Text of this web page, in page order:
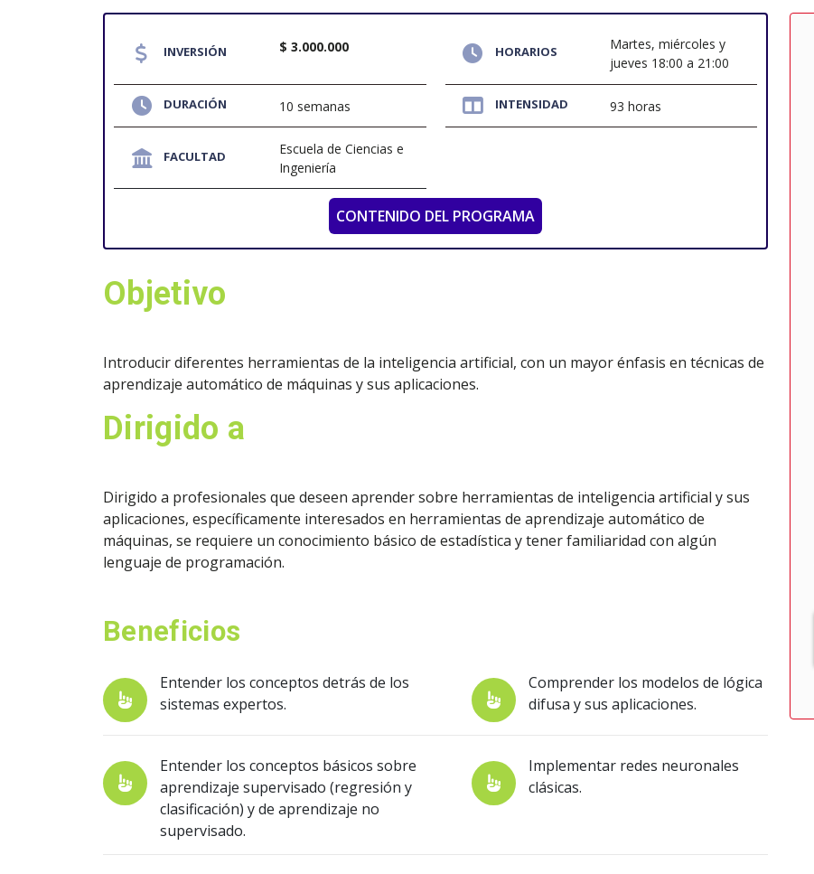
INVERSIÓN $ 3.000.000 HORARIOS
Martes, miércoles y
jueves 18:00 a 21:00
DURACIÓN 10 semanas INTENSIDAD 93 horas
FACULTAD
Escuela de Ciencias e
Ingeniería
CONTENIDO DEL PROGRAMA
Objetivo
Introducir diferentes herramientas de la inteligencia artificial, con un mayor énfasis en técnicas de
aprendizaje automático de máquinas y sus aplicaciones.
Dirigido a
Dirigido a profesionales que deseen aprender sobre herramientas de inteligencia artificial y sus
aplicaciones, específicamente interesados en herramientas de aprendizaje automático de
máquinas, se requiere un conocimiento básico de estadística y tener familiaridad con algún
lenguaje de programación.
Beneficios
Entender los conceptos detrás de los
sistemas expertos.
Comprender los modelos de lógica
difusa y sus aplicaciones.
Entender los conceptos básicos sobre
aprendizaje supervisado (regresión y
clasificación) y de aprendizaje no
supervisado.
Implementar redes neuronales
clásicas.